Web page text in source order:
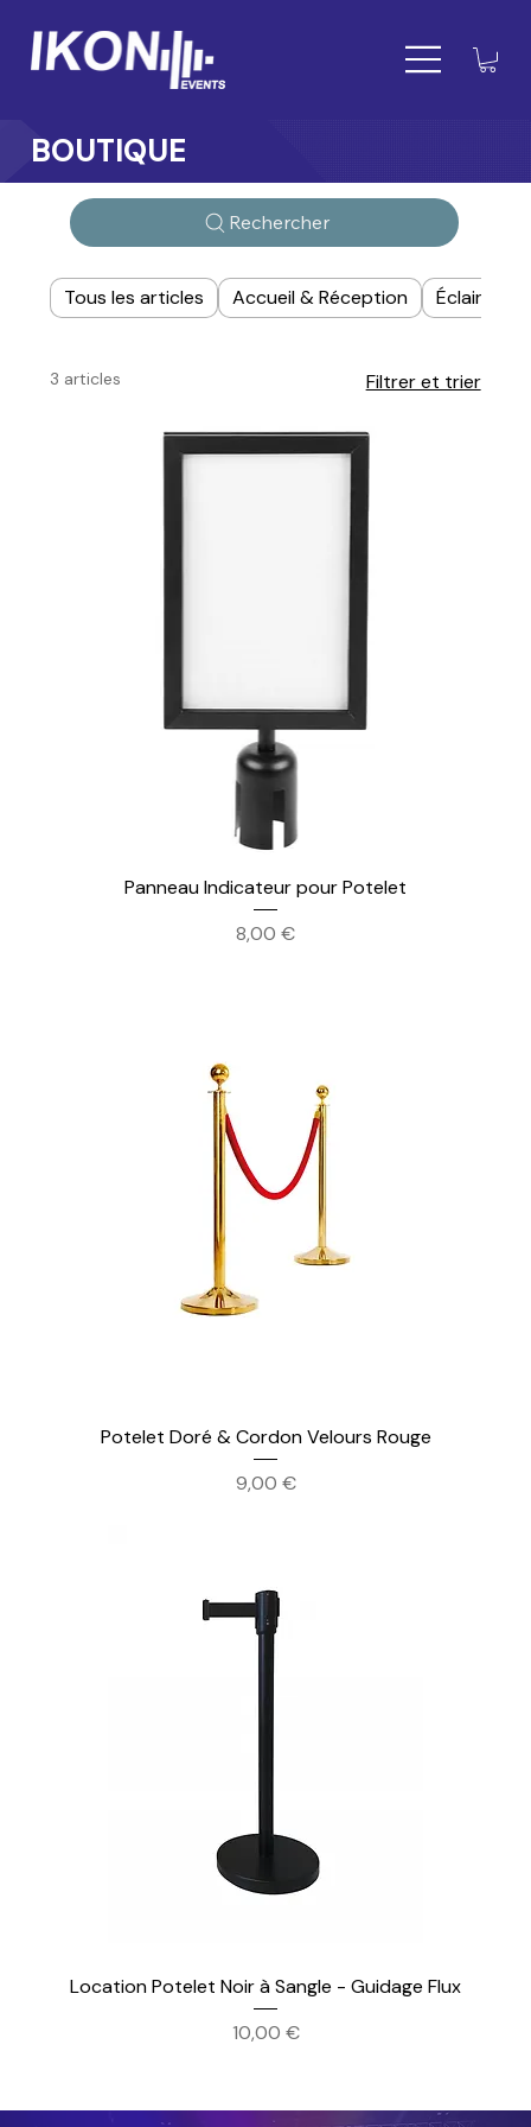
BOUTIQUE
Tous les articles Accueil & Réception Éclairage
3 articles Filtrer et trier
Panneau Indicateur pour Potelet
Prix
8,00 €
Potelet Doré & Cordon Velours Rouge
Prix
9,00 €
Location Potelet Noir à Sangle - Guidage Flux
Prix
10,00 €
Rechercher